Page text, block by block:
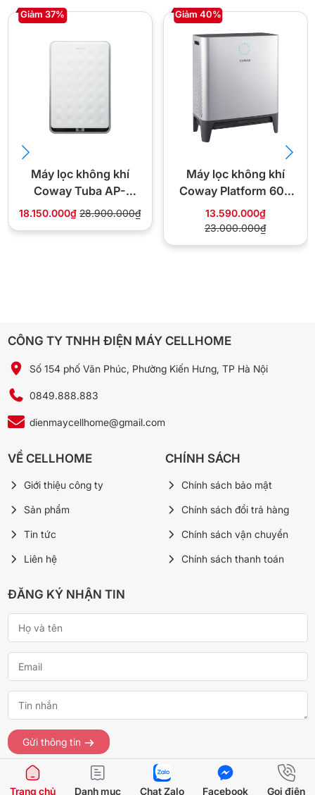
hơn).
Ngân sách dưới 9 triệu đồng.
1. Máy lọc không khí Sharp MCK70ZVM7-T có tốn điện
Máy được thiết kế tiết kiệm năng lượng, phù hợp sử dụng
2. Có cần thay màng lọc định kỳ không?
Có, màng lọc HEPA và than hoạt tính cần được thay sau
khoảng 6-12 tháng tùy mức độ sử dụng.
3. Máy có thể lọc được khói thuốc lá không?
Có, với màng lọc than hoạt tính và Plasmacluster, máy khử
Rất phù hợp, vận hành êm ái và có chế độ ban đêm giảm
MCK70ZVM7-T tại Điện Máy Cellhome
0849.888.883
Giao nhanh nội thành, thanh toán COD, xuất VAT đầy
Giảm 37%
Máy lọc không khí
Coway Tuba AP-
3008FH
18.150.000₫ 28.900.000₫
Giảm 40%
Máy lọc không khí
Coway Platform 600
AP-2318D
13.590.000₫
23.000.000₫
CÔNG TY TNHH ĐIỆN MÁY CELLHOME
Số 154 phố Văn Phúc, Phường Kiến Hưng, TP Hà Nội
0849.888.883
dienmaycellhome@gmail.com
VỀ CELLHOME
Giới thiệu công ty
Sản phẩm
Tin tức
Liên hệ
CHÍNH SÁCH
Chính sách bảo mật
Chính sách đổi trả hàng
Chính sách vận chuyển
Chính sách thanh toán
ĐĂNG KÝ NHẬN TIN
Gửi thông tin
© Bản quyền thuộc về cellhome.vn
Trang chủ
Danh mục Chat Zalo Facebook Gọi điện